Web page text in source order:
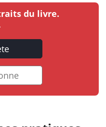
du livre.